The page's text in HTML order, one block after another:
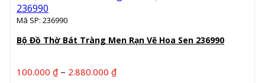
Mã SP: 236990
Bộ Đồ Thờ Bát Tràng Men Rạn Vẽ Hoa Sen 236990
100.000 ₫ – 2.880.000 ₫Khoảng